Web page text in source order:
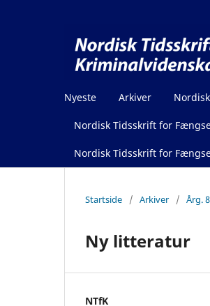
Nyeste Arkiver
Nordisk Tidsskrift for
Nordisk Tidsskrift for
Startside / Arkiver / Årg.
Ny litteratur
NTfK